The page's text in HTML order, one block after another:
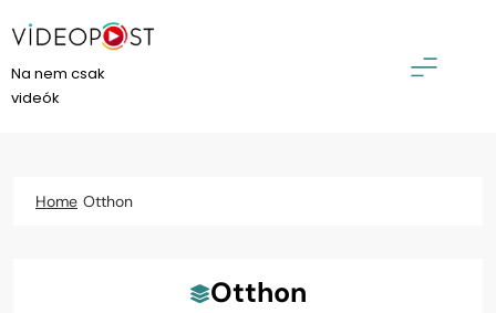
to
content
VideoPost
Na nem csak
videók
Home Otthon
Otthon